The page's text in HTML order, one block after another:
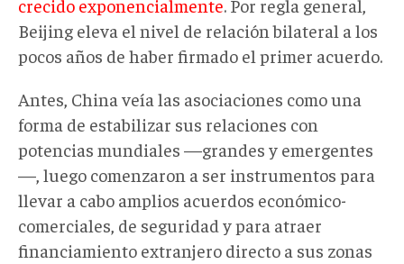
crecido exponencialmente. Por regla general,
Beijing eleva el nivel de relación bilateral a los
pocos años de haber firmado el primer acuerdo.
Antes, China veía las asociaciones como una
forma de estabilizar sus relaciones con
potencias mundiales —grandes y emergentes
—, luego comenzaron a ser instrumentos para
llevar a cabo amplios acuerdos económico-
comerciales, de seguridad y para atraer
financiamiento extranjero directo a sus zonas